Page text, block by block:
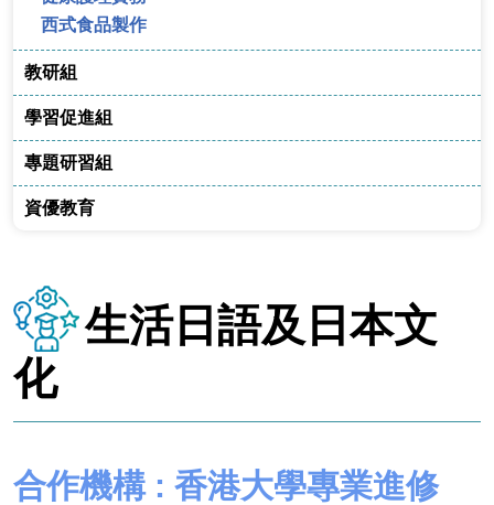
西式食品製作
教研組
學習促進組
專題研習組
資優教育
生活日語及日本文
化
合作機構 : 香港大學專業進修